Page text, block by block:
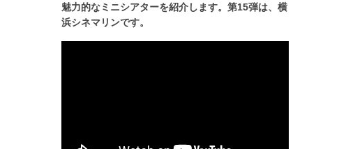
魅力的なミニシアターを紹介します。第15弾は、横
浜シネマリンです。